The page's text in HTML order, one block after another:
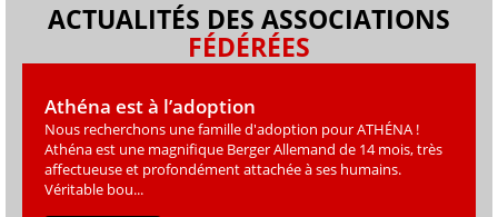
ACTUALITÉS DES ASSOCIATIONS
FÉDÉRÉES
Athéna est à l’adoption
Nous recherchons une famille d'adoption pour ATHÉNA !
Athéna est une magniﬁque Berger Allemand de 14 mois, très
affectueuse et profondément attachée à ses humains.
Véritable bou...